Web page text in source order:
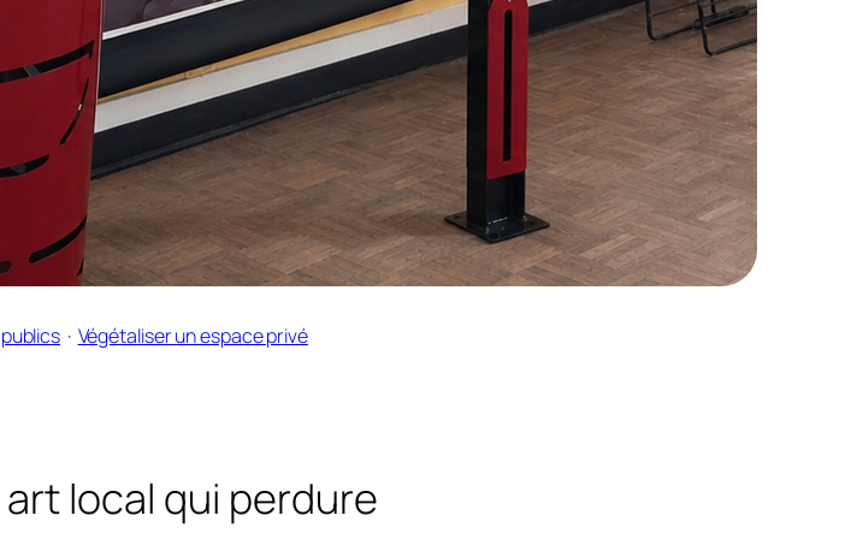
  ·
Végétaliser un espace privé
art local qui perdure